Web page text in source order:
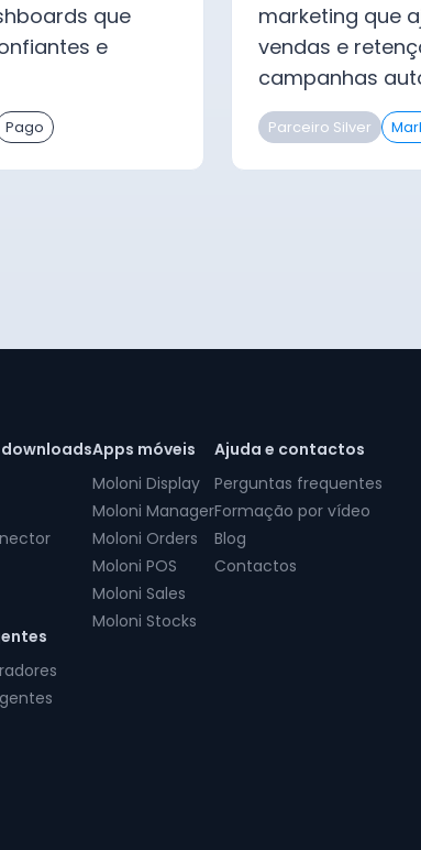
que
e
Pago
marketing que
vendas e
campanhas
Parceiro Silver
Apps móveis
Moloni Display
Moloni Manager
Moloni Orders
Moloni POS
Moloni Sales
Moloni Stocks
Ajuda e contactos
Perguntas frequentes
Formação por vídeo
Blog
Contactos